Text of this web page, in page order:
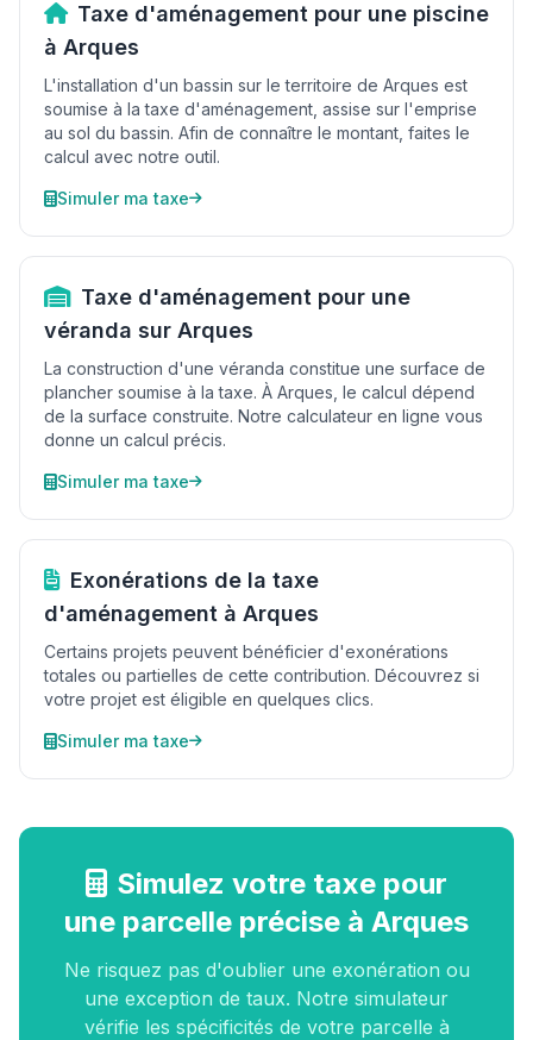
Taxe d'aménagement pour une piscine
à Arques
L'installation d'un bassin sur le territoire de Arques est
soumise à la taxe d'aménagement, assise sur l'emprise
au sol du bassin. Afin de connaître le montant, faites le
calcul avec notre outil.
Simuler ma taxe
Taxe d'aménagement pour une
véranda sur Arques
La construction d'une véranda constitue une surface de
plancher soumise à la taxe. À Arques, le calcul dépend
de la surface construite. Notre calculateur en ligne vous
donne un calcul précis.
Simuler ma taxe
Exonérations de la taxe
d'aménagement à Arques
Certains projets peuvent bénéficier d'exonérations
totales ou partielles de cette contribution. Découvrez si
votre projet est éligible en quelques clics.
Simuler ma taxe
Simulez votre taxe pour
une parcelle précise à Arques
Ne risquez pas d'oublier une exonération ou
une exception de taux. Notre simulateur
vérifie les spécificités de votre parcelle à